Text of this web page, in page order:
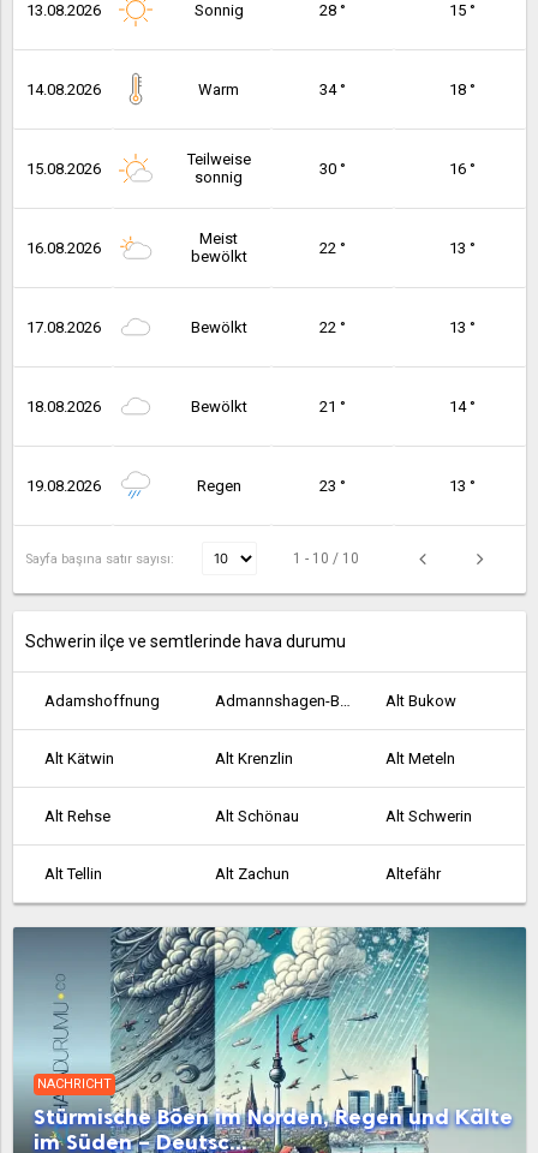
13.08.2026 Sonnig 28 ° 15 °
14.08.2026 Warm 34 ° 18 °
15.08.2026
Teilweise
sonnig
30 ° 16 °
16.08.2026
Meist
bewölkt
22 ° 13 °
17.08.2026 Bewölkt 22 ° 13 °
18.08.2026 Bewölkt 21 ° 14 °
19.08.2026 Regen 23 ° 13 °
Sayfa başına satır sayısı: 1 - 10 / 10
Schwerin ilçe ve semtlerinde hava durumu
Adamshoffnung Admannshagen-Bargeshagen Alt Bukow
Alt Kätwin Alt Krenzlin Alt Meteln
Alt Rehse Alt Schönau Alt Schwerin
Alt Tellin Alt Zachun Altefähr
Altenkirchen Altenpleen Altentreptow
Altkalen Altwarp Altwigshagen
Ankershagen Anklam Bad Doberan
Bad Kleinen Bad Sülze Badow
NACHRICHT
Stürmische Böen im Norden, Regen und Kälte
im Süden – Deutsc...